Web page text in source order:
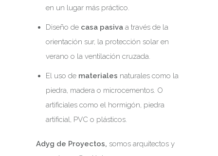
en un lugar más práctico.
Diseño de casa pasivaa través de la
orientación sur, la protección solar en
verano o la ventilación cruzada.
El uso de materiales naturales como la
piedra, madera o microcementos. O
artificiales como el hormigón, piedra
artificial, PVC o plásticos.
Adyg de Proyectos, somos arquitectos y